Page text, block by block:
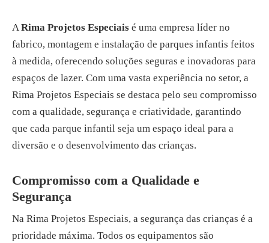
ARima Projetos Especiais é uma empresa líder no
fabrico, montagem e instalação de parques infantis feitos
à medida, oferecendo soluções seguras e inovadoras para
espaços de lazer. Com uma vasta experiência no setor, a
Rima Projetos Especiais se destaca pelo seu compromisso
com a qualidade, segurança e criatividade, garantindo
que cada parque infantil seja um espaço ideal para a
diversão e o desenvolvimento das crianças.
Compromisso com a Qualidade e
Segurança
Na Rima Projetos Especiais, a segurança das crianças é a
prioridade máxima. Todos os equipamentos são